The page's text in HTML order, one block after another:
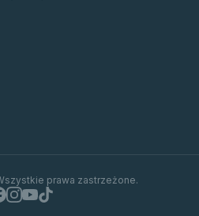
prawa zastrzeżone.